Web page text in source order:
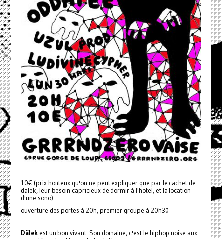
10€ (prix honteux qu'on ne peut expliquer que par le cachet de
dälek, leur besoin capricieux de dormir à l'hotel, et la location
d'une sono)
ouverture des portes à 20h, premier groupe à 20h30
Dälekest un bon vivant. Son domaine, c'est le hiphop noise aux